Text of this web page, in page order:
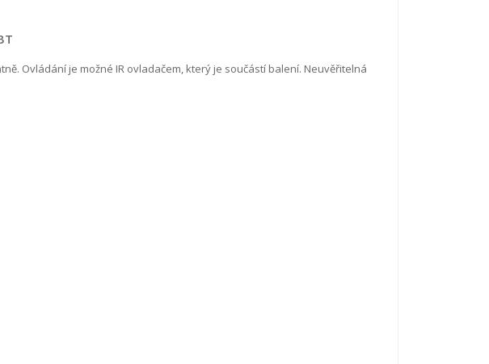
Ovládání je možné IR ovladačem, který je součástí balení. Neuvěřitelná